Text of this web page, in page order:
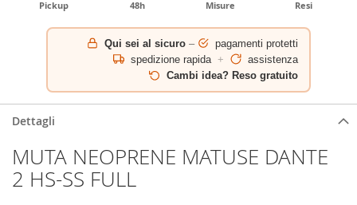
Pickup 48h Misure Resi
Qui sei al sicuro –
pagamenti protetti
spedizione rapida +
assistenza
Cambi idea? Reso gratuito
Dettagli
MUTA NEOPRENE MATUSE DANTE
2 HS-SS FULL